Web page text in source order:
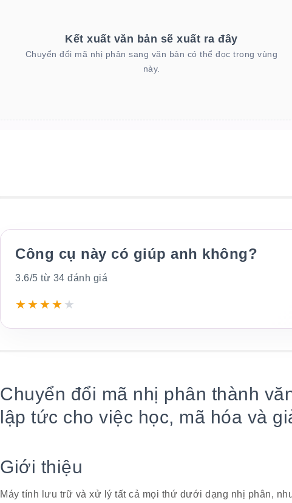
Kết xuất văn bản sẽ xuất ra đây
Chuyển đổi mã nhị phân sang văn bản có thể đọc trong vùng
này.
Công cụ này có giúp anh không?
3.6/5 từ 34 đánh giá
★★★★ ★
Chuyển đổi mã nhị phân thành
lập tức cho việc học, mã hóa và
Giới thiệu
Máy tính lưu trữ và xử lý tất cả mọi thứ dưới dạng nhị phân,